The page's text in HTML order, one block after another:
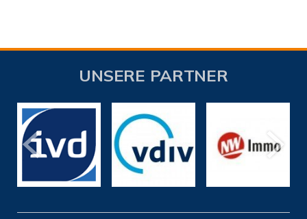
UNSERE PARTNER